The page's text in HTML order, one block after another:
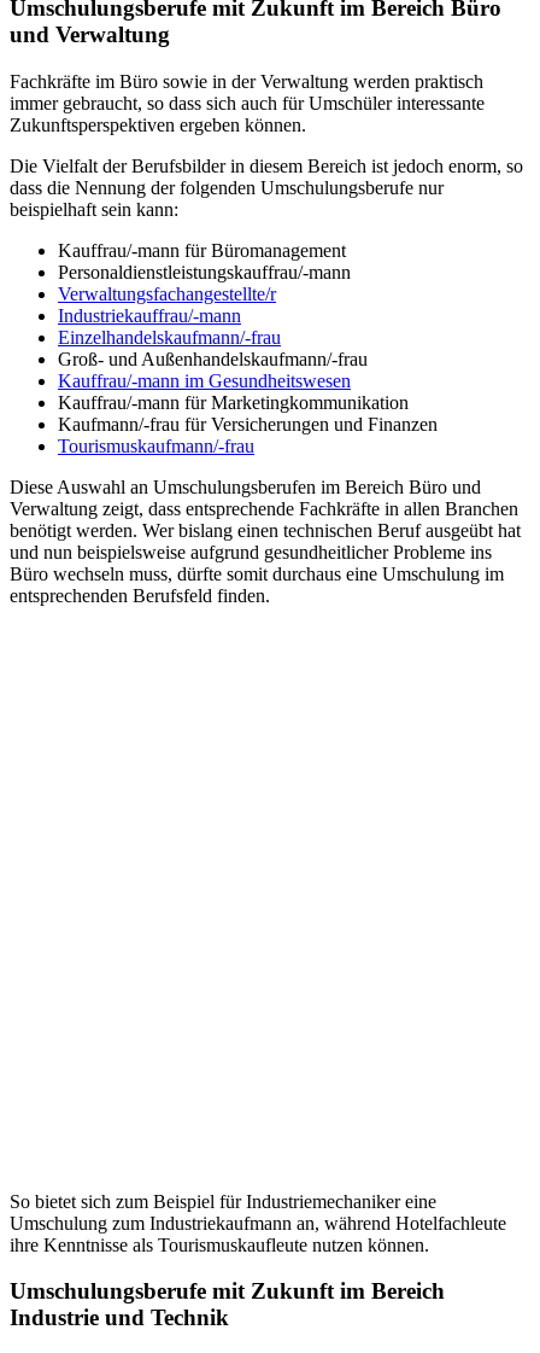
Umschulungsberufe mit Zukunft im Bereich Büro
und Verwaltung
Fachkräfte im Büro sowie in der Verwaltung werden praktisch
immer gebraucht, so dass sich auch für Umschüler interessante
Zukunftsperspektiven ergeben können.
Die Vielfalt der Berufsbilder in diesem Bereich ist jedoch enorm, so
dass die Nennung der folgenden Umschulungsberufe nur
beispielhaft sein kann:
Kauffrau/-mann für Büromanagement
Personaldienstleistungskauffrau/-mann
Verwaltungsfachangestellte/r
Industriekauffrau/-mann
Einzelhandelskaufmann/-frau
Groß- und Außenhandelskaufmann/-frau
Kauffrau/-mann im Gesundheitswesen
Kauffrau/-mann für Marketingkommunikation
Kaufmann/-frau für Versicherungen und Finanzen
Tourismuskaufmann/-frau
Diese Auswahl an Umschulungsberufen im Bereich Büro und
Verwaltung zeigt, dass entsprechende Fachkräfte in allen Branchen
benötigt werden. Wer bislang einen technischen Beruf ausgeübt hat
und nun beispielsweise aufgrund gesundheitlicher Probleme ins
Büro wechseln muss, dürfte somit durchaus eine Umschulung im
entsprechenden Berufsfeld finden.
So bietet sich zum Beispiel für Industriemechaniker eine
Umschulung zum Industriekaufmann an, während Hotelfachleute
ihre Kenntnisse als Tourismuskaufleute nutzen können.
Umschulungsberufe mit Zukunft im Bereich
Industrie und Technik